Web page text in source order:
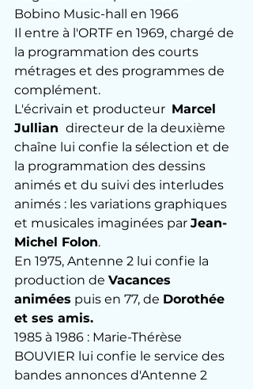
Bobino Music-hall en 1966
Il entre à l'ORTF en 1969, chargé de
la programmation des courts
métrages et des programmes de
complément.
L'écrivain et producteur Marcel
Jullian directeur de la deuxième
chaîne lui confie la sélection et de
la programmation des dessins
animés et du suivi des interludes
animés : les variations graphiques
et musicales imaginées par Jean-
Michel Folon.
En 1975, Antenne 2 lui confie la
production de Vacances
animées puis en 77, de Dorothée
et ses amis.
1985 à 1986 : Marie-Thérèse
BOUVIER lui confie le service des
bandes annonces d'Antenne 2